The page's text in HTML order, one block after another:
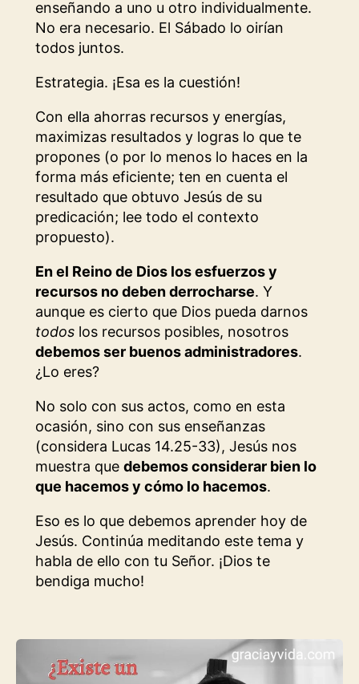
enseñando a uno u otro individualmente.
No era necesario. El Sábado lo oirían
todos juntos.
Estrategia. ¡Esa es la cuestión!
Con ella ahorras recursos y energías,
maximizas resultados y logras lo que te
propones (o por lo menos lo haces en la
forma más eficiente; ten en cuenta el
resultado que obtuvo Jesús de su
predicación; lee todo el contexto
propuesto).
En el Reino de Dios los esfuerzos y
recursos no deben derrocharse. Y
aunque es cierto que Dios pueda darnos
todos los recursos posibles, nosotros
debemos ser buenos administradores.
¿Lo eres?
No solo con sus actos, como en esta
ocasión, sino con sus enseñanzas
(considera Lucas 14.25-33), Jesús nos
muestra que debemos considerar bien lo
que hacemos y cómo lo hacemos.
Eso es lo que debemos aprender hoy de
Jesús. Continúa meditando este tema y
habla de ello con tu Señor. ¡Dios te
bendiga mucho!